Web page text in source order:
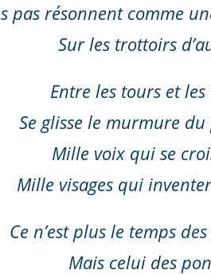
pas résonnent comme
Sur les trottoirs
Entre les tours et les
Se glisse le murmure du
Mille voix qui se
Mille visages qui
Ce n’est plus le temps
Mais celui des